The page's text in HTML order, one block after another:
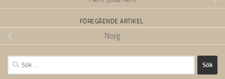
FÖREGÅENDE ARTIKEL
Nojig
Sök
efter: